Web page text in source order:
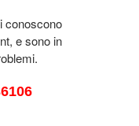
conoscono
e sono in